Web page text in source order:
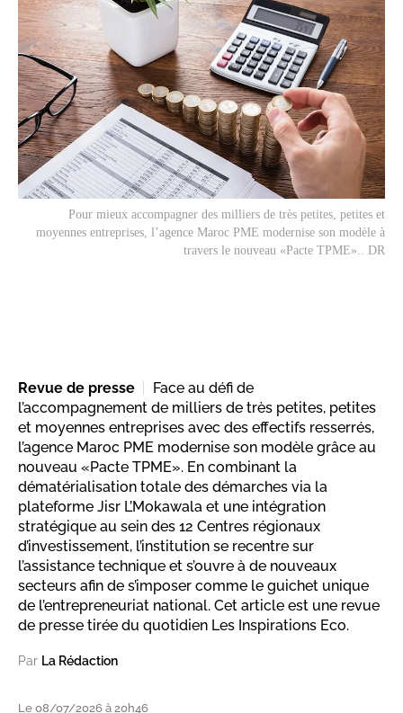
Pour mieux accompagner des milliers de très petites, petites et
moyennes entreprises, l’agence Maroc PME modernise son modèle à
travers le nouveau «Pacte TPME».. DR
Revue de presse
Face au défi de
l’accompagnement de milliers de très petites, petites
et moyennes entreprises avec des effectifs resserrés,
l’agence Maroc PME modernise son modèle grâce au
nouveau «Pacte TPME». En combinant la
dématérialisation totale des démarches via la
plateforme Jisr L’Mokawala et une intégration
stratégique au sein des 12 Centres régionaux
d’investissement, l’institution se recentre sur
l’assistance technique et s’ouvre à de nouveaux
secteurs afin de s’imposer comme le guichet unique
de l’entrepreneuriat national. Cet article est une revue
de presse tirée du quotidien Les Inspirations Eco.
Par La Rédaction
Le 08/07/2026 à 20h46